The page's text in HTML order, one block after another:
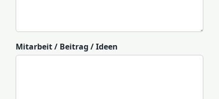
Mitarbeit / Beitrag / Ideen